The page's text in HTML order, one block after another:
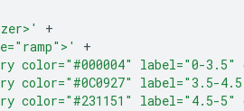
+
+
color="#000004" label="0-
color="#0C0927" label="3.5-
color="#231151" label="4.5-